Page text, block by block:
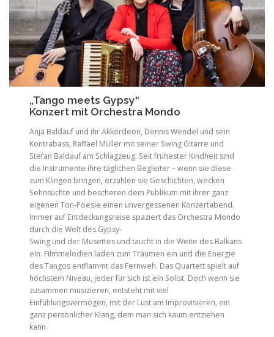
„Tango meets Gypsy“
Konzert mit Orchestra Mondo
Anja Baldauf und ihr Akkordeon, Dennis Wendel und sein
Kontrabass, Raffael Müller mit seiner Swing Gitarre und
Stefan Baldauf am Schlagzeug. Seit frühester Kindheit sind
die Instrumente ihre täglichen Begleiter – wenn sie diese
zum Klingen bringen, erzählen sie Geschichten, wecken
Sehnsüchte und bescheren dem Publikum mit ihrer ganz
eigenen Ton-Poesie einen unvergessenen Konzertabend.
Immer auf Entdeckungsreise spaziert das Orchestra Mondo
durch die Welt des Gypsy-
Swing und der Musettes und taucht in die Weite des Balkans
ein. Filmmelodien laden zum Träumen ein und die Energie
des Tangos entflammt das Fernweh. Das Quartett spielt auf
höchstem Niveau, jeder für sich ist ein Solist. Doch wenn sie
zusammen musizieren, entsteht mit viel
Einfühlungsvermögen, mit der Lust am Improvisieren, ein
ganz persönlicher Klang, dem man sich kaum entziehen
kann.